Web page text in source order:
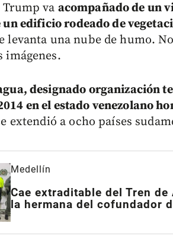
Trump va acompañado de un
edificio rodeado de
levanta una nube de humo.
imágenes.
designado organización
en el estado venezolano
extendió a ocho países
Medellín
Cae extraditable del Tren
la hermana del cofundador